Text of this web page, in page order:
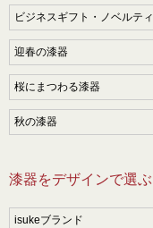
ビジネスギフト・ノベルティ
迎春の漆器
桜にまつわる漆器
秋の漆器
漆器をデザインで選ぶ
isukeブランド